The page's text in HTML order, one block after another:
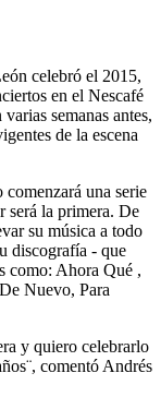
celebró el 2015,
en el Nescafé
semanas antes,
de la escena
una serie
será la primera. De
su música a todo
discografía - que
como: Ahora Qué ,
Nuevo, Para
y quiero celebrarlo
comentó Andrés